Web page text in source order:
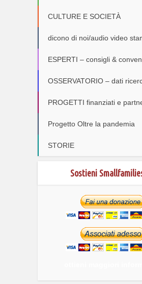
CULTURE E SOCIETÀ
dicono di noi/audio video
ESPERTI – consigli &
OSSERVATORIO – dati
PROGETTI finanziati e
Progetto Oltre la pandemia
STORIE
Sostieni